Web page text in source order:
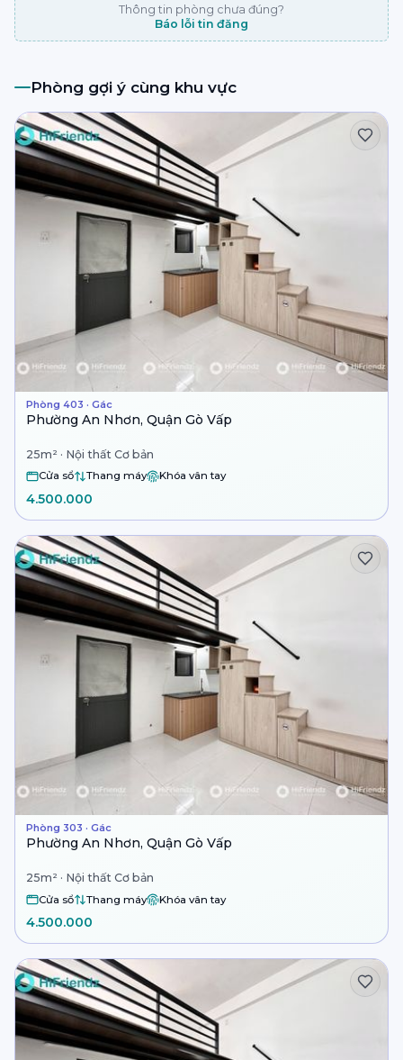
Thông tin phòng chưa đúng?
Báo lỗi tin đăng
Phòng gợi ý cùng khu vực
Phòng 403 · Gác
Phường An Nhơn, Quận Gò Vấp
25m² · Nội thất Cơ bản
Cửa sổ Thang máy Khóa vân tay
4.500.000
Phòng 303 · Gác
Phường An Nhơn, Quận Gò Vấp
25m² · Nội thất Cơ bản
Cửa sổ Thang máy Khóa vân tay
4.500.000